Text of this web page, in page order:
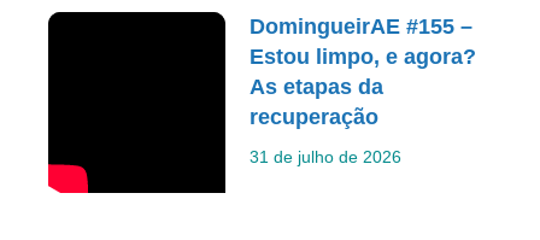
DomingueirAE #155 –
Estou limpo, e agora?
As etapas da
recuperação
31 de julho de 2026